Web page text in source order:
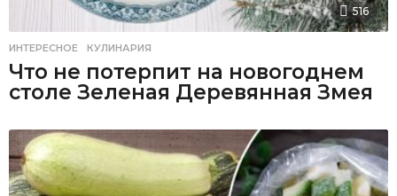
516
ИНТЕРЕСНОЕ ,КУЛИНАРИЯ
Что не потерпит на новогоднем
столе Зеленая Деревянная Змея